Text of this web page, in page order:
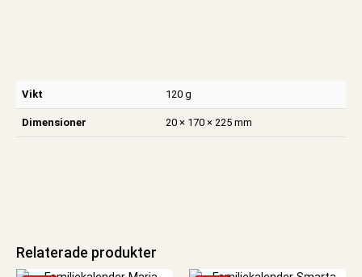
Vikt 120 g
Dimensioner 20 × 170 × 225 mm
Relaterade produkter